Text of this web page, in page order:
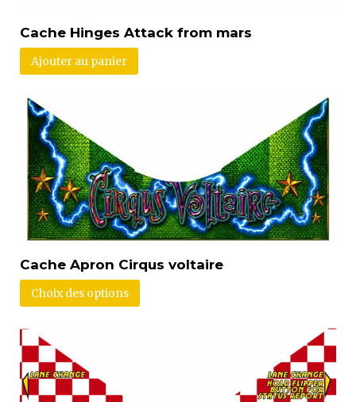
Cache Hinges Attack from mars
Ajouter au panier
Cache Apron Cirqus voltaire
Choix des options